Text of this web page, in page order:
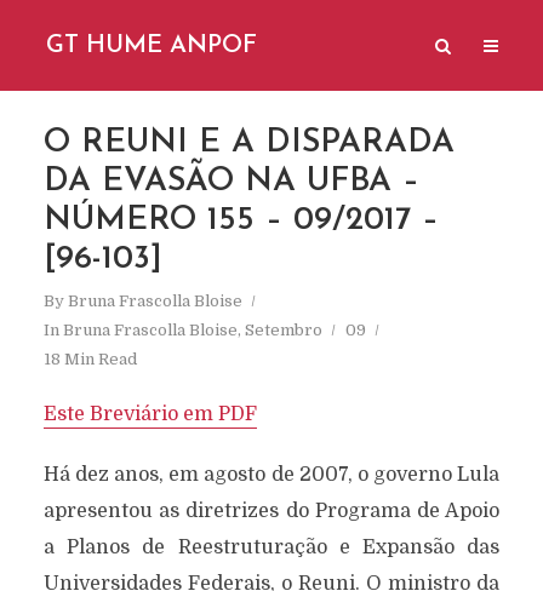
GT HUME ANPOF
O REUNI E A DISPARADA
DA EVASÃO NA UFBA –
NÚMERO 155 – 09/2017 –
[96-103]
By Bruna Frascolla Bloise
In Bruna Frascolla Bloise, Setembro
09
18 Min Read
Este Breviário em PDF
Há dez anos, em agosto de 2007, o governo Lula
apresentou as diretrizes do Programa de Apoio
a Planos de Reestruturação e Expansão das
Universidades Federais, o Reuni. O ministro da